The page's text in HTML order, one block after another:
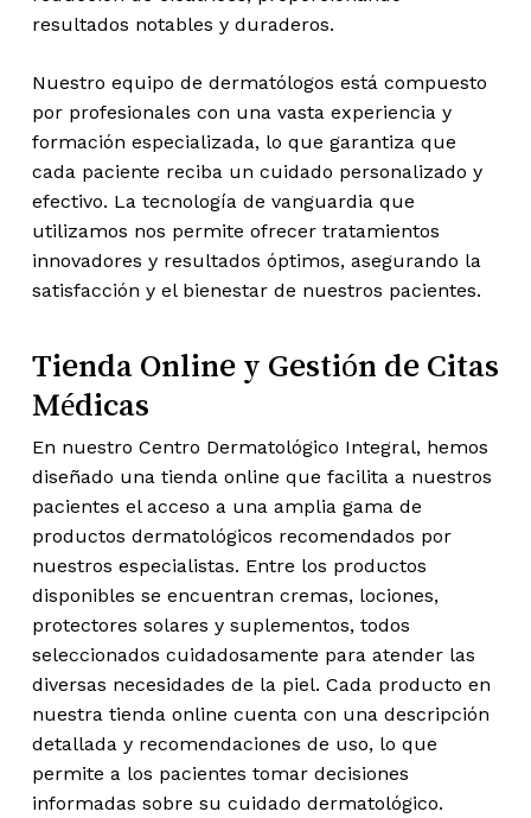
resultados notables y duraderos.
Nuestro equipo de dermatólogos está compuesto
por profesionales con una vasta experiencia y
formación especializada, lo que garantiza que
cada paciente reciba un cuidado personalizado y
efectivo. La tecnología de vanguardia que
utilizamos nos permite ofrecer tratamientos
innovadores y resultados óptimos, asegurando la
satisfacción y el bienestar de nuestros pacientes.
Tienda Online y Gestión de Citas
Médicas
En nuestro Centro Dermatológico Integral, hemos
diseñado una tienda online que facilita a nuestros
pacientes el acceso a una amplia gama de
productos dermatológicos recomendados por
nuestros especialistas. Entre los productos
disponibles se encuentran cremas, lociones,
protectores solares y suplementos, todos
seleccionados cuidadosamente para atender las
diversas necesidades de la piel. Cada producto en
nuestra tienda online cuenta con una descripción
detallada y recomendaciones de uso, lo que
permite a los pacientes tomar decisiones
informadas sobre su cuidado dermatológico.